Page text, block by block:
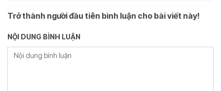
Trở thành người đầu tiên bình luận cho bài viết này!
NỘI DUNG BÌNH LUẬN